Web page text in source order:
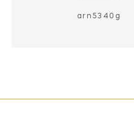
arn5340g